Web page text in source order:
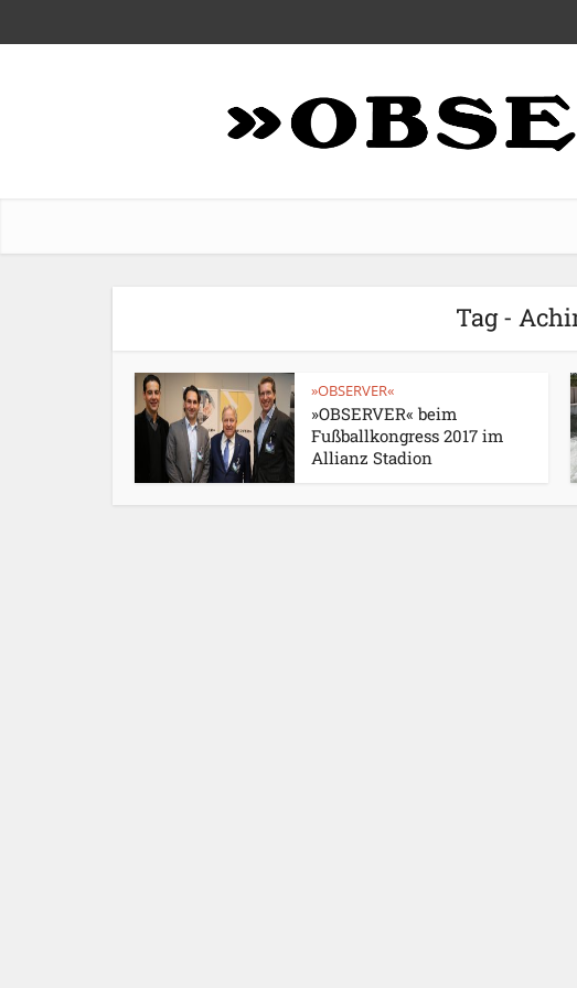
Tag -
»OBSERVER«
»OBSERVER« beim
Fußballkongress 2017 im
Allianz Stadion